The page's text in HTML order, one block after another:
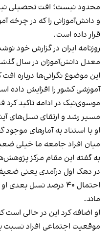
محدود نیست؛ افت تحصیلی نیز
و دانش‌آموزانی را که در چرخه
قرار داده است.
روزنامه ایران در گزارش خود
این موضوع نگرانی‌ها درباره
آموزشی کشور را افزایش داده
موسوی‌نیک در ادامه تاکید کرد
مسیر رشد و ارتقای نسل‌های
او با استناد به آمارهای
میان افراد جامعه ما خیلی
به گفته این مقام مرکز
در دهک اول درآمدی یعنی
احتمال ۴۰ درصد نسل
ماند.
او اضافه کرد این در حالی‌ است
موقعیت اجتماعی افراد نسبت به